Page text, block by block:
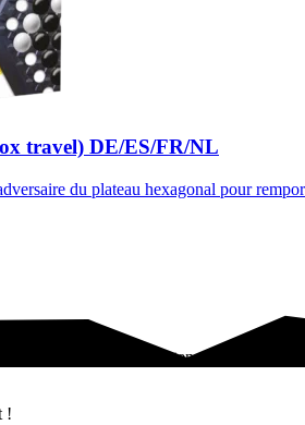
travel) DE/ES/FR/NL
du plateau hexagonal pour
! Éjectez six billes appartenant à votre
!